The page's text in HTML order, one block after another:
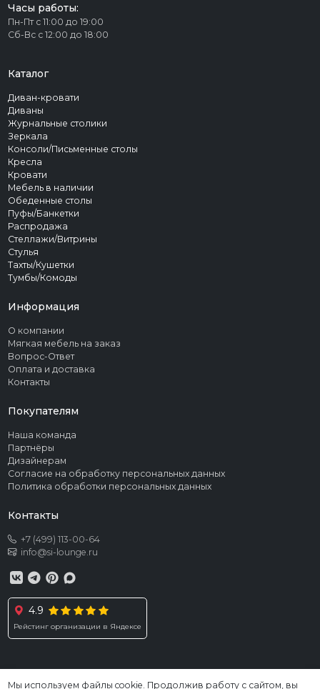
Мы используем файлы cookie. Продолжив работу с сайтом, вы
Часы работы:
Пн-Пт с 11:00 до 19:00
Сб-Вс с 12:00 до 18:00
Каталог
Диван-кровати
Диваны
Журнальные столики
Зеркала
Консоли/Письменные столы
Кресла
Кровати
Мебель в наличии
Обеденные столы
Пуфы/Банкетки
Распродажа
Стеллажи/Витрины
Стулья
Тахты/Кушетки
Тумбы/Комоды
Информация
О компании
Мягкая мебель на заказ
Вопрос-Ответ
Оплата и доставка
Контакты
Покупателям
Наша команда
Партнёры
Дизайнерам
Согласие на обработку персональных данных
Политика обработки персональных данных
Контакты
+7 (499) 113-00-64
info@si-lounge.ru
4.9
Рейстинг организации в Яндексе
© 2026 SI LOUNGE. Все права защищены